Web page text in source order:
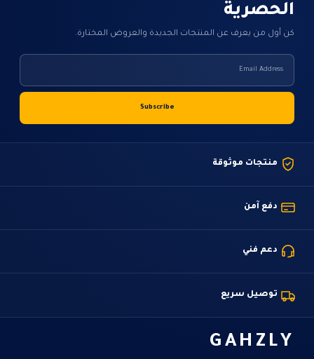
الحصرية
كن أول من يعرف عن المنتجات الجديدة والعروض المختارة.
منتجات موثوقة
دفع آمن
دعم فني
توصيل سريع
GAHZLY